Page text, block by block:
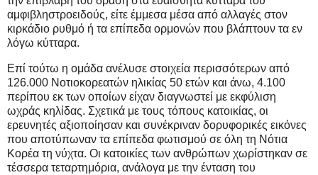
αμφιβληστροειδούς, είτε έμμεσα μέσα από αλλαγές στον
κιρκάδιο ρυθμό ή τα επίπεδα ορμονών που βλάπτουν τα εν
λόγω κύτταρα.
Επί τούτω η ομάδα ανέλυσε στοιχεία περισσότερων από
126.000 Νοτιοκορεατών ηλικίας 50 ετών και άνω, 4.100
περίπου εκ των οποίων είχαν διαγνωστεί με εκφύλιση
ωχράς κηλίδας. Σχετικά με τους τόπους κατοικίας, οι
ερευνητές αξιοποίησαν και συνέκριναν δορυφορικές εικόνες
που αποτύπωναν τα επίπεδα φωτισμού σε όλη τη Νότια
Κορέα τη νύχτα. Οι κατοικίες των ανθρώπων χωρίστηκαν σε
τέσσερα τεταρτημόρια, ανάλογα με την ένταση του